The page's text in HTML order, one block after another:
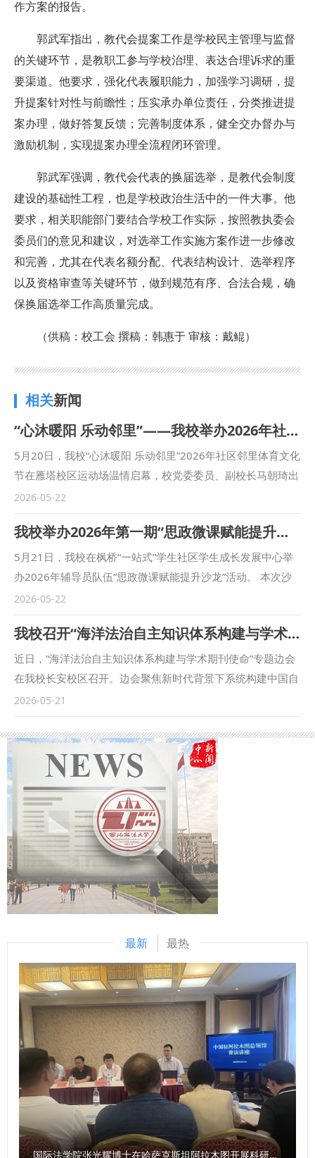
作方案的报告。
郭武军指出，教代会提案工作是学校民主管理与监督
的关键环节，是教职工参与学校治理、表达合理诉求的重
要渠道。他要求，强化代表履职能力，加强学习调研，提
升提案针对性与前瞻性；压实承办单位责任，分类推进提
案办理，做好答复反馈；完善制度体系，健全交办督办与
激励机制，实现提案办理全流程闭环管理。
郭武军强调，教代会代表的换届选举，是教代会制度
建设的基础性工程，也是学校政治生活中的一件大事。他
要求，相关职能部门要结合学校工作实际，按照教执委会
委员们的意见和建议，对选举工作实施方案作进一步修改
和完善，尤其在代表名额分配、代表结构设计、选举程序
以及资格审查等关键环节，做到规范有序、合法合规，确
保换届选举工作高质量完成。
（供稿：校工会 撰稿：韩惠于 审核：戴鲲）
相关新闻
“心沐暖阳 乐动邻里”——我校举办2026年社区邻里体育文化节
5月20日，我校“心沐暖阳 乐动邻里”2026年社区邻里体育文化
节在雁塔校区运动场温情启幕，校党委委员、副校长马朝琦出
席并宣布活动开幕。近600名离退休教职工和社区居民齐聚现
场，共赴趣味运动之约，共绘邻里和睦画卷。 本次活动立足
趣味健身、心理赋能、邻里共治三大理念，充分兼顾老年、青
年、少年儿童不同群体的活动需求与身心特点，精心策划推出
稳步前行、巧手拈珠、心灵五指图等19项特色文体互动项目。
活动集趣味玩乐、健体强身、心理疏导、协作互动于一体，让
居民在轻松欢乐的氛围中强身健体、舒缓身心，真正实现运动
健身与心灵滋养相融，个人比拼与邻里协作并举。社区特邀兵
器工业总医院等多家单位开展免费健康义诊、应急救护知识宣
讲、居家安全知识普及等暖心便民服务，将实用知识与贴心关
理处、后勤保障处、保卫处、法治学院 法律硕士教育学院、
社区等单位负责人参加了活动。 （供稿：社区 离退休管理处
撰稿：王玮 审核：金山）
2026-05-22
我校举办2026年第一期“思政微课赋能提升沙龙”活动
5月21日，我校在枫桥“一站式”学生社区学生成长发展中心举
办2026年辅导员队伍“思政微课赋能提升沙龙”活动。 本次沙
龙紧扣“小切口、深挖掘、强共鸣、易传播”的网络思政创作原
则，结合“Z世代”学生思想动态特征和学生管理实际，聚焦思
政微课的内容架构、选题立意、传播实效等创作难点展开交流
研讨。与会辅导员结合自身微课作品围绕夯实网络育人阵地、
创新教育载体形式、防范网络舆情等工作内容，积极探讨如何
打造思政微课品牌IP与创新内容多元范式的具体做法和实践经
验。 （供稿：学工部 撰稿：余瑞 审核：蒋国纲）
2026-05-22
我校召开“海洋法治自主知识体系构建与学术期刊使命”边会
近日，“海洋法治自主知识体系构建与学术期刊使命”专题边会
在我校长安校区召开。边会聚焦新时代背景下系统构建中国自
主的海洋法治知识体系，深入探讨了学术期刊应承担的关键角
色与历史使命。会议由中国海洋法学会常务副会长张海文、我
校副校长单文华共同主持，中国海洋法学会会长梁黎明，《中
国法学》主编黄文艺，海洋出版社总编辑任玲，《法律科学》
主编杨建军、副主编孙尚鸿，《浙江大学学报（人文社会科学
版）》执行副主编赵骏，《法学教育研究》副主编余涛，《法
商研究》编辑梁佳欣等核心法学期刊的主编、编辑及专家学者
参加边会。 张海文表示，学术期刊是学术成果传播与思想碰
撞的重要阵地，构建海洋法治自主知识体系是当前学界面临的
核心任务。单文华表示，需关注如何使海洋法治等“小众”学科
获得更广泛的学术关注，以及传统期刊如何与现代技术深度融
合。 会上，黄文艺系统阐述了构建自主知识体系的方向、概
念、理论与范式四大支柱。任玲介绍《太平洋学报》坚持“立
足中国海，探索太平洋，关注国家发展，理论世界大局”的宗
旨，通过主动策划“南海仲裁案十周年”等专题，深度参与BBNJ
等国际规则研讨。杨建军从用稿数据出发，强调国际法学等领
域的投稿存在“变革不深”的问题，呼吁研究应更具全球视野和
真问题意识。赵骏、余涛、孙尚鸿、梁佳欣等也结合工作实际
进行了交流发言。 梁黎明表示，本次边会不仅是一场高水平
的学术研讨，更是一次面对面的“业务培训会”，为主编、学者
与青年才俊提供了宝贵的交流平台和方向指引。她提出三点要
求，一是推动理论研究紧密服务海洋强国建设实践，加强海洋
法治宣传；二是重点培养青年学者，鼓励他们在学术“无人
区”中探索真问题、产出高质量成果；三是倡议学界凝聚合
2026-05-21
最新 最热
国际法学院张光耀博士在哈萨克斯坦阿拉木图开展科研与社会服务活动